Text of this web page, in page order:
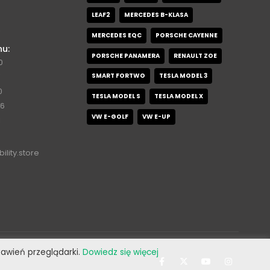
LEAF2 MERCEDES B-KLASA
MERCEDES EQC PORSCHE CAYENNE
PORSCHE PANAMERA RENAULT ZOE
SMART FORTWO TESLA MODEL 3
TESLA MODEL S TESLA MODEL X
VW E-GOLF VW E-UP
przeglądarki. Dowiedz się więcej